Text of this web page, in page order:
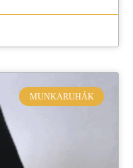
MUNKARUHÁK